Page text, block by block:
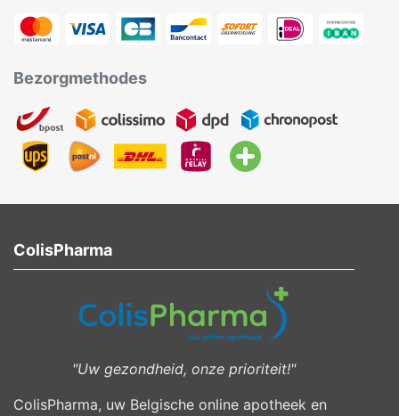
Bezorgmethodes
ColisPharma
"Uw gezondheid, onze prioriteit!"
ColisPharma, uw Belgische online apotheek en